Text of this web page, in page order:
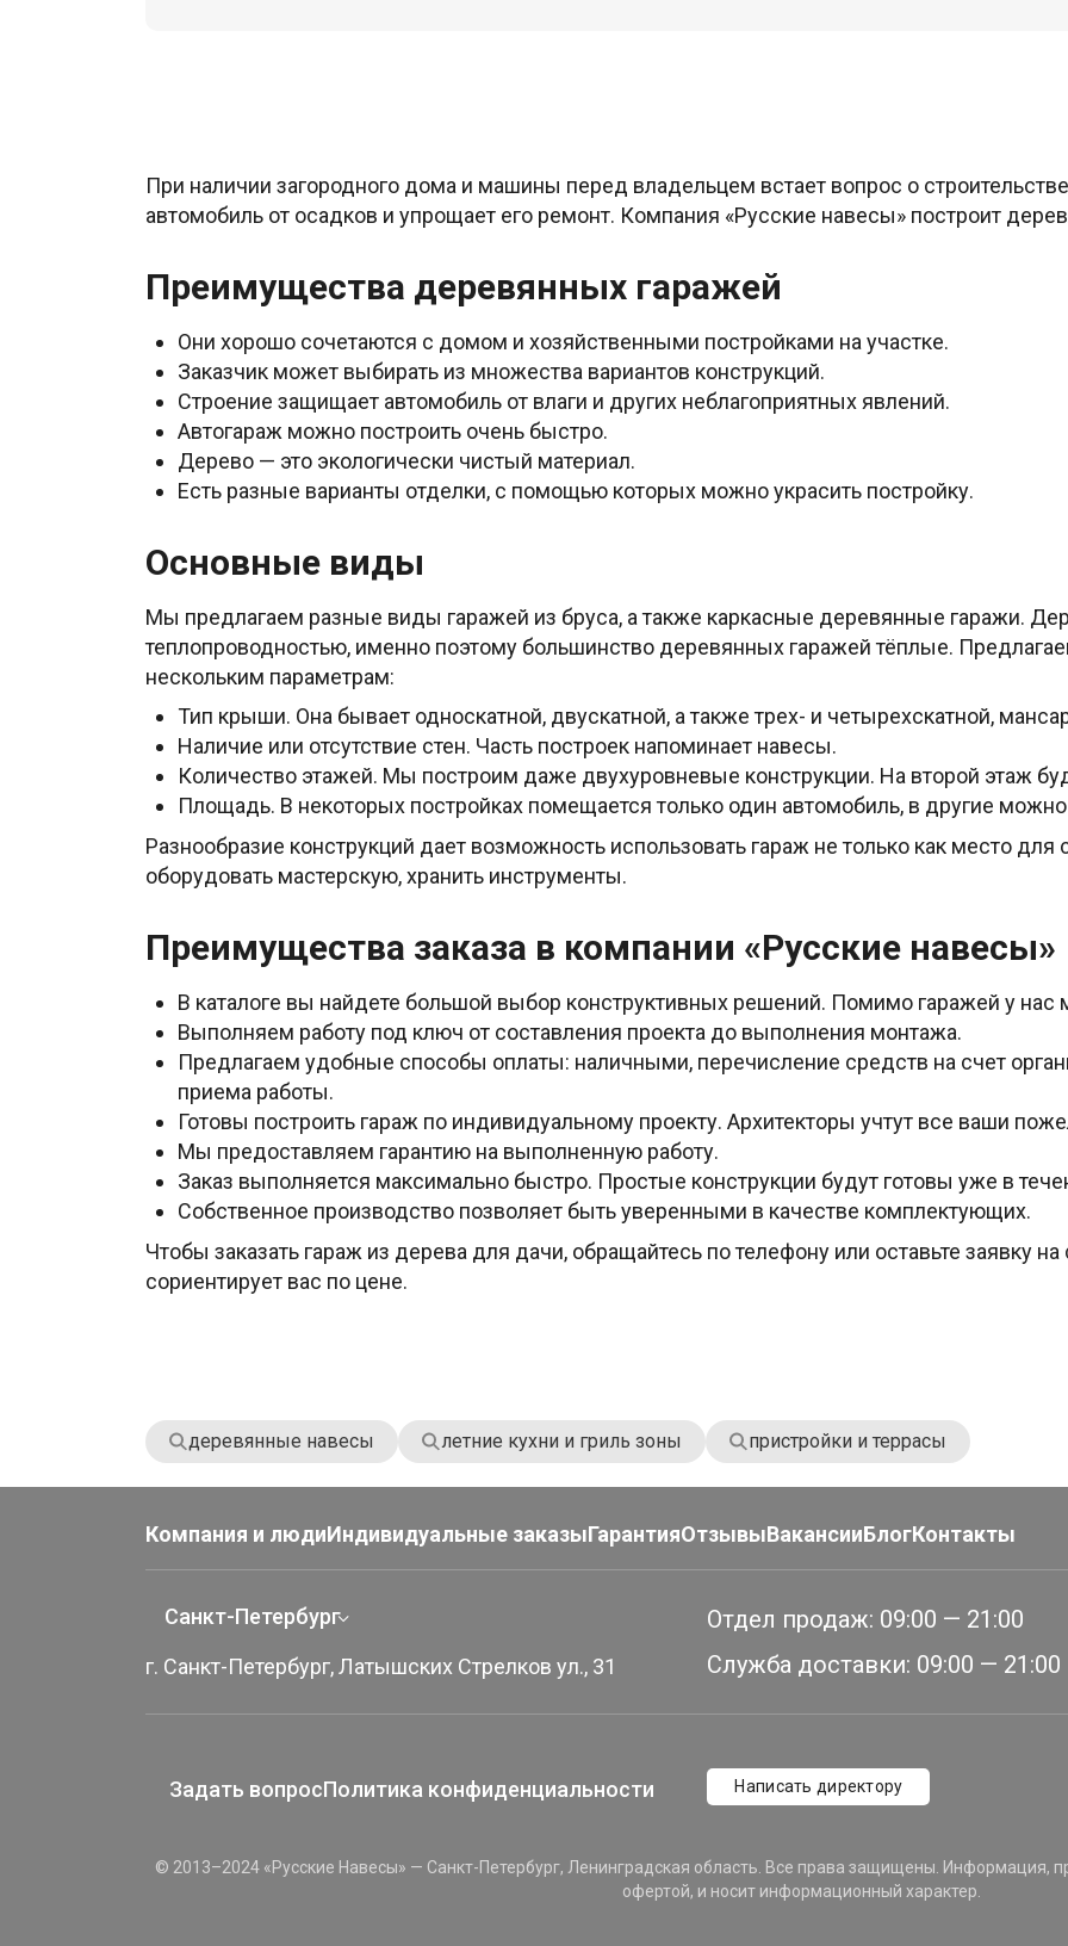
При наличии загородного дома и машины перед владельцем встает вопрос о
автомобиль от осадков и упрощает его ремонт. Компания «Русские навесы» построит
Преимущества деревянных гаражей
Они хорошо сочетаются с домом и хозяйственными постройками на участке.
Заказчик может выбирать из множества вариантов конструкций.
Строение защищает автомобиль от влаги и других неблагоприятных явлений.
Автогараж можно построить очень быстро.
Дерево — это экологически чистый материал.
Есть разные варианты отделки, с помощью которых можно украсить постройку.
Основные виды
Мы предлагаем разные виды гаражей из бруса, а также каркасные деревянные гаражи.
теплопроводностью, именно поэтому большинство деревянных гаражей тёплые.
нескольким параметрам:
Тип крыши. Она бывает односкатной, двускатной, а также трех- и четырехскатной,
Наличие или отсутствие стен. Часть построек напоминает навесы.
Количество этажей. Мы построим даже двухуровневые конструкции. На второй этаж
Площадь. В некоторых постройках помещается только один автомобиль, в другие
Разнообразие конструкций дает возможность использовать гараж не только как место
оборудовать мастерскую, хранить инструменты.
Преимущества заказа в компании «Русские навесы»
В каталоге вы найдете большой выбор конструктивных решений. Помимо гаражей у
Выполняем работу под ключ от составления проекта до выполнения монтажа.
Предлагаем удобные способы оплаты: наличными, перечисление средств на счет
приема работы.
Готовы построить гараж по индивидуальному проекту. Архитекторы учтут все ваши
Мы предоставляем гарантию на выполненную работу.
Заказ выполняется максимально быстро. Простые конструкции будут готовы уже в
Собственное производство позволяет быть уверенными в качестве комплектующих.
Чтобы заказать гараж из дерева для дачи, обращайтесь по телефону или оставьте заявку
сориентирует вас по цене.
деревянные навесы летние кухни и гриль зоны пристройки и террасы
Компания и людиИндивидуальные заказыГарантияОтзывыВакансииБлогКонтакты
Санкт-Петербург
г. Санкт-Петербург, Латышских Стрелков ул., 31
Отдел продаж: 09:00 — 21:00
Служба доставки: 09:00 — 21:00
Задать вопросПолитика конфиденциальности Написать директору
© 2013–2024 «Русские Навесы» — Санкт-Петербург, Ленинградская область. Все права защищены. Информация,
офертой, и носит информационный характер.